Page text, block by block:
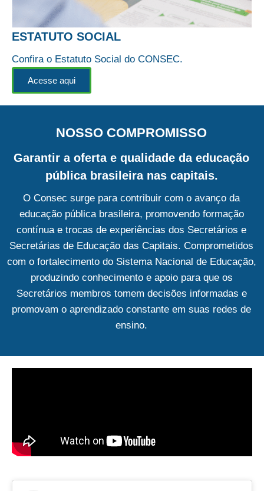
ESTATUTO SOCIAL
Confira o Estatuto Social do CONSEC.
Acesse aqui
NOSSO COMPROMISSO
Garantir a oferta e qualidade da educação
pública brasileira nas capitais.
O Consec surge para contribuir com o avanço da
educação pública brasileira, promovendo formação
contínua e trocas de experiências dos Secretários e
Secretárias de Educação das Capitais. Comprometidos
com o fortalecimento do Sistema Nacional de Educação,
produzindo conhecimento e apoio para que os
Secretários membros tomem decisões informadas e
promovam o aprendizado constante em suas redes de
ensino.